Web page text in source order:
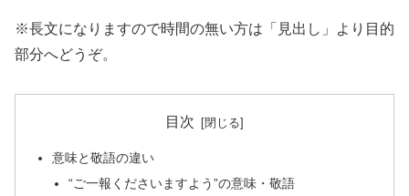
※長文になりますので時間の無い方は「見出し」より目的
部分へどうぞ。
目次
意味と敬語の違い
“ご一報くださいますよう”の意味・敬語